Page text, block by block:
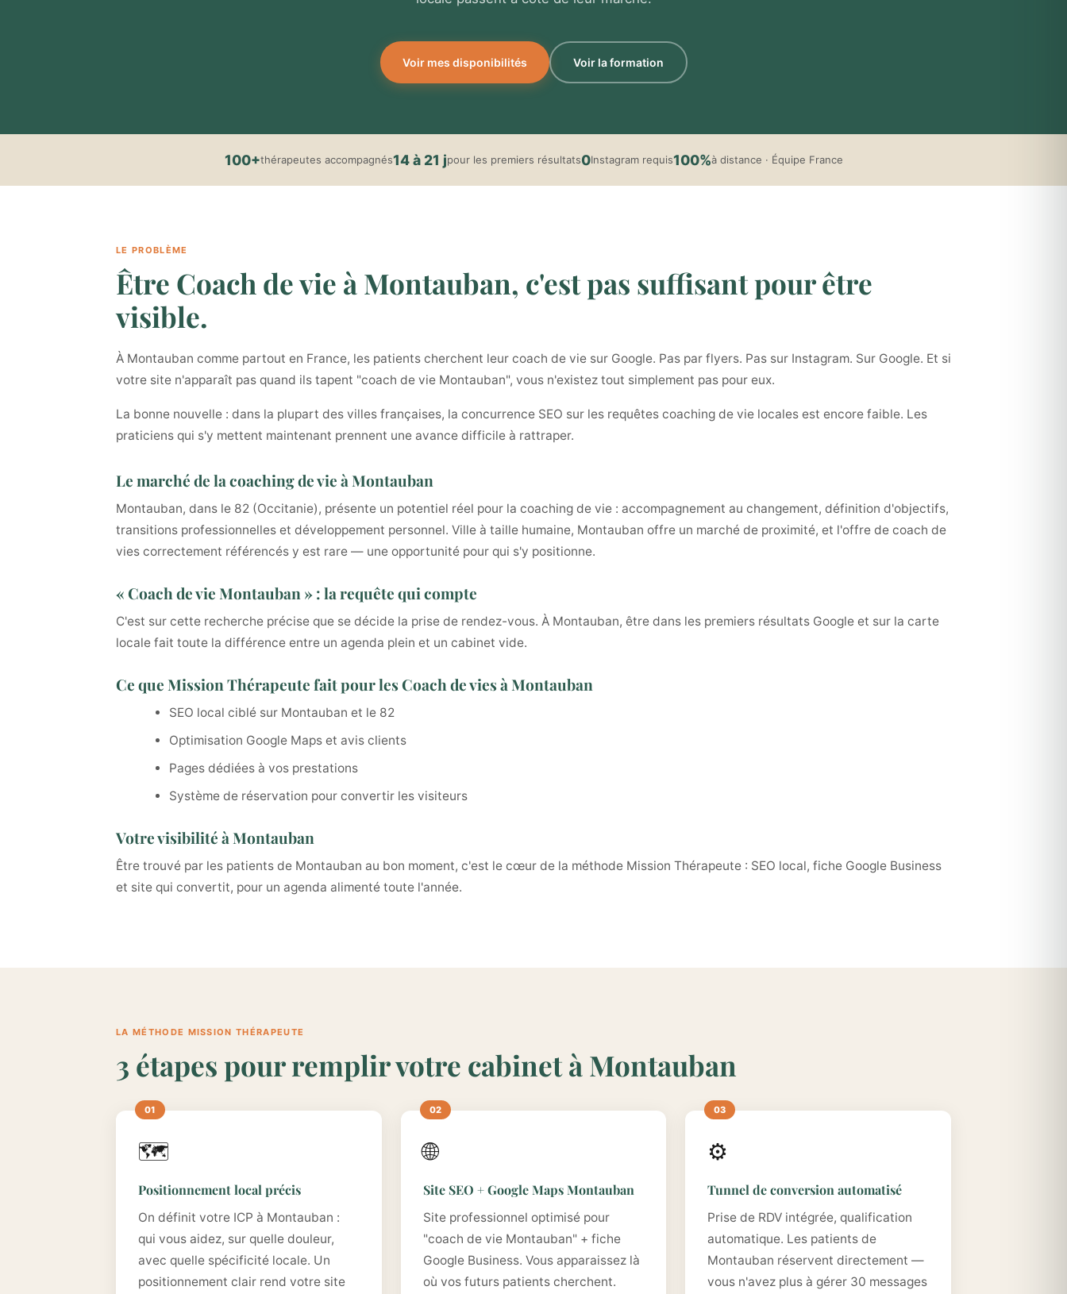
Voir mes disponibilités Voir la formation
100+thérapeutes accompagnés14 à 21 jpour les premiers résultats0Instagram requis100%à distance · Équipe France
LE PROBLÈME
Être Coach de vie à Montauban, c'est pas suffisant pour être
visible.
À Montauban comme partout en France, les patients cherchent leur coach de vie sur Google. Pas par flyers. Pas sur Instagram. Sur Google. Et si
votre site n'apparaît pas quand ils tapent "coach de vie Montauban", vous n'existez tout simplement pas pour eux.
La bonne nouvelle : dans la plupart des villes françaises, la concurrence SEO sur les requêtes coaching de vie locales est encore faible. Les
praticiens qui s'y mettent maintenant prennent une avance difficile à rattraper.
Le marché de la coaching de vie à Montauban
Montauban, dans le 82 (Occitanie), présente un potentiel réel pour la coaching de vie : accompagnement au changement, définition d'objectifs,
transitions professionnelles et développement personnel. Ville à taille humaine, Montauban offre un marché de proximité, et l'offre de coach de
vies correctement référencés y est rare — une opportunité pour qui s'y positionne.
« Coach de vie Montauban » : la requête qui compte
C'est sur cette recherche précise que se décide la prise de rendez-vous. À Montauban, être dans les premiers résultats Google et sur la carte
locale fait toute la différence entre un agenda plein et un cabinet vide.
Ce que Mission Thérapeute fait pour les Coach de vies à Montauban
SEO local ciblé sur Montauban et le 82
Optimisation Google Maps et avis clients
Pages dédiées à vos prestations
Système de réservation pour convertir les visiteurs
Votre visibilité à Montauban
Être trouvé par les patients de Montauban au bon moment, c'est le cœur de la méthode Mission Thérapeute : SEO local, fiche Google Business
et site qui convertit, pour un agenda alimenté toute l'année.
LA MÉTHODE MISSION THÉRAPEUTE
3 étapes pour remplir votre cabinet à Montauban
🗺️
Positionnement local précis
On définit votre ICP à Montauban :
qui vous aidez, sur quelle douleur,
avec quelle spécificité locale. Un
positionnement clair rend votre site
🌐
Site SEO + Google Maps Montauban
Site professionnel optimisé pour
"coach de vie Montauban" + fiche
Google Business. Vous apparaissez là
où vos futurs patients cherchent.
⚙️
Tunnel de conversion automatisé
Prise de RDV intégrée, qualification
automatique. Les patients de
Montauban réservent directement —
vous n'avez plus à gérer 30 messages